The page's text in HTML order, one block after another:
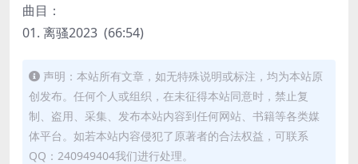
曲目：
01. 离骚2023 (66:54)
声明：本站所有文章，如无特殊说明或标注，均为本站原
创发布。任何个人或组织，在未征得本站同意时，禁止复
制、盗用、采集、发布本站内容到任何网站、书籍等各类媒
体平台。如若本站内容侵犯了原著者的合法权益，可联系
QQ：240949404我们进行处理。